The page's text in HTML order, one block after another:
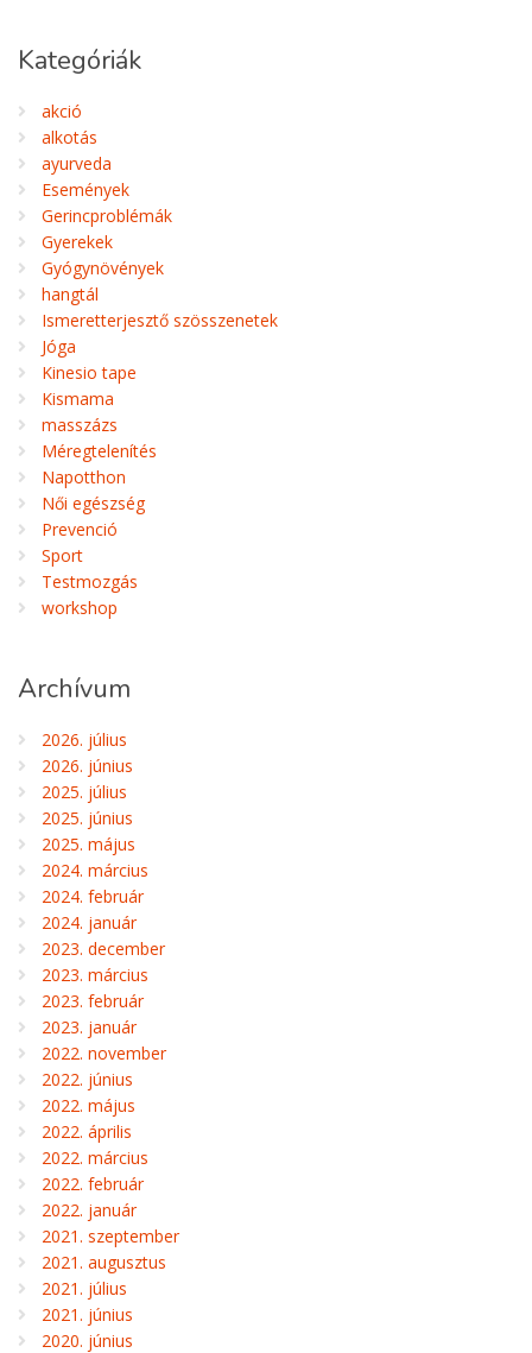
Kategóriák
akció
alkotás
ayurveda
Események
Gerincproblémák
Gyerekek
Gyógynövények
hangtál
Ismeretterjesztő szösszenetek
Jóga
Kinesio tape
Kismama
masszázs
Méregtelenítés
Napotthon
Női egészség
Prevenció
Sport
Testmozgás
workshop
Archívum
2026. július
2026. június
2025. július
2025. június
2025. május
2024. március
2024. február
2024. január
2023. december
2023. március
2023. február
2023. január
2022. november
2022. június
2022. május
2022. április
2022. március
2022. február
2022. január
2021. szeptember
2021. augusztus
2021. július
2021. június
2020. június